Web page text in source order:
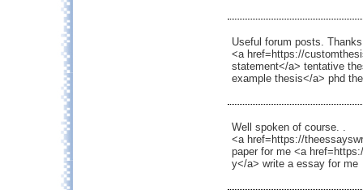
Useful forum posts.
<a href=https://
statement</a> tentative
example thesis</a> phd
Well spoken of course. .
<a href=https://
paper for me <a
y</a> write a essay for me